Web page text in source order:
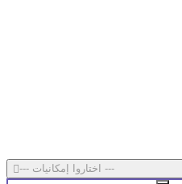
--- اختاروا إمكانيات ---